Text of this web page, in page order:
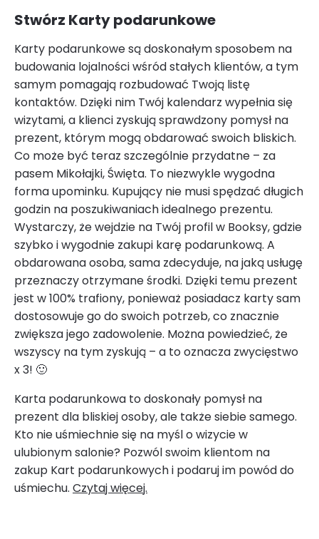
Stwórz Karty podarunkowe
Karty podarunkowe są doskonałym sposobem na
budowania lojalności wśród stałych klientów, a tym
samym pomagają rozbudować Twoją listę
kontaktów. Dzięki nim Twój kalendarz wypełnia się
wizytami, a klienci zyskują sprawdzony pomysł na
prezent, którym mogą obdarować swoich bliskich.
Co może być teraz szczególnie przydatne – za
pasem Mikołajki, Święta. To niezwykle wygodna
forma upominku. Kupujący nie musi spędzać długich
godzin na poszukiwaniach idealnego prezentu.
Wystarczy, że wejdzie na Twój profil w Booksy, gdzie
szybko i wygodnie zakupi karę podarunkową. A
obdarowana osoba, sama zdecyduje, na jaką usługę
przeznaczy otrzymane środki. Dzięki temu prezent
jest w 100% trafiony, ponieważ posiadacz karty sam
dostosowuje go do swoich potrzeb, co znacznie
zwiększa jego zadowolenie. Można powiedzieć, że
wszyscy na tym zyskują – a to oznacza zwycięstwo
x 3! 🙂
Karta podarunkowa to doskonały pomysł na
prezent dla bliskiej osoby, ale także siebie samego.
Kto nie uśmiechnie się na myśl o wizycie w
ulubionym salonie? Pozwól swoim klientom na
zakup Kart podarunkowych i podaruj im powód do
uśmiechu. Czytaj więcej.